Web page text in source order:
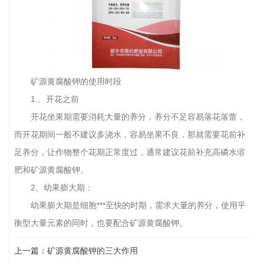
矿源黄腐酸钾的使用时段
1.、开花之前
开花坐果期需要消耗大量的养分，养分不足容易落花落蕾，
而开花期间一般不建议多浇水，容易坐果不良，那就需要花前补
足养分，让作物整个花期正常度过，通常建议花前补充高磷水溶
肥和矿源黄腐酸钾。
2、幼果膨大期：
幼果膨大期是细胞***至快的时期，需求大量的养分，使用平
衡型大量元素的同时，也要配合矿源黄腐酸钾。
上一篇：矿源黄腐酸钾的三大作用